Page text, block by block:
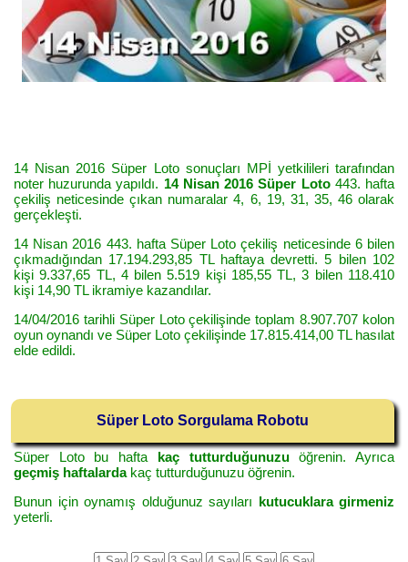
14 Nisan 2016 Süper Loto sonuçları MPİ yetkilileri tarafından
noter huzurunda yapıldı. 14 Nisan 2016 Süper Loto443. hafta
çekiliş neticesinde çıkan numaralar 4, 6, 19, 31, 35, 46 olarak
gerçekleşti.
14 Nisan 2016 443. hafta Süper Loto çekiliş neticesinde 6 bilen
çıkmadığından 17.194.293,85 TL haftaya devretti. 5 bilen 102
kişi 9.337,65 TL, 4 bilen 5.519 kişi 185,55 TL, 3 bilen 118.410
kişi 14,90 TL ikramiye kazandılar.
14/04/2016 tarihli Süper Loto çekilişinde toplam 8.907.707 kolon
oyun oynandı ve Süper Loto çekilişinde 17.815.414,00 TL hasılat
elde edildi.
Süper Loto Sorgulama Robotu
Süper Loto bu hafta kaç tutturduğunuzuöğrenin. Ayrıca
geçmiş haftalardakaç tutturduğunuzu öğrenin.
Bunun için oynamış olduğunuz sayıları kutucuklara girmeniz
yeterli.